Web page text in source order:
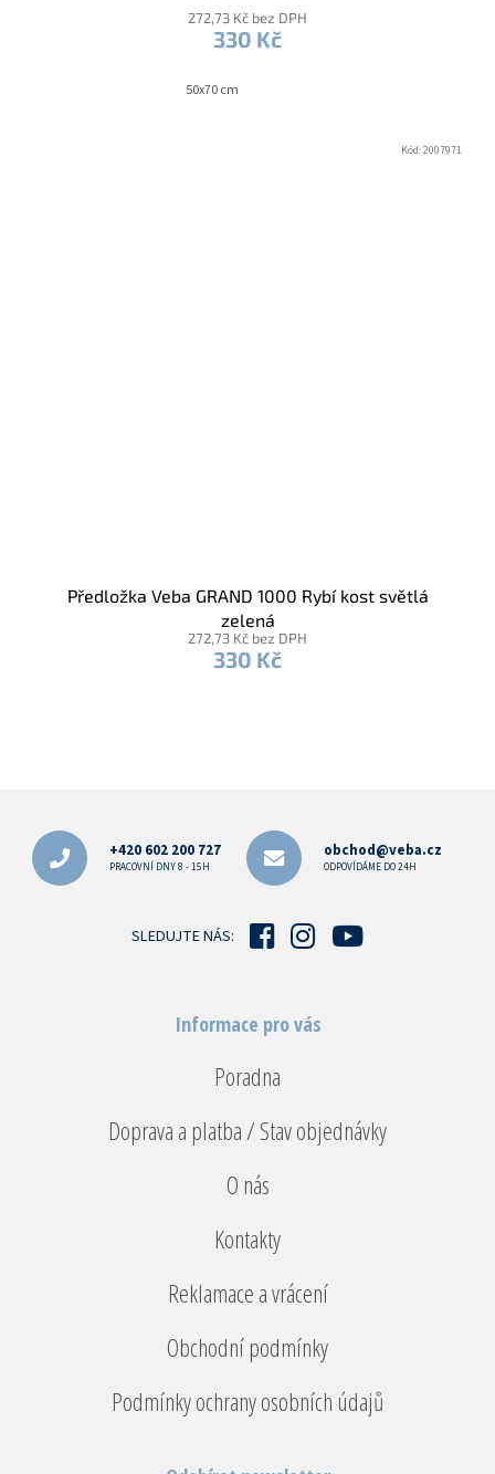
272,73 Kč bez DPH
330 Kč
50x70 cm
Předložka Veba GRAND 1000 Rybí kost světlá
zelená
272,73 Kč bez DPH
330 Kč
Kód:2007971
+420 602 200 727
PRACOVNÍ DNY 8 - 15H
obchod@veba.cz
ODPOVÍDÁME DO 24H
SLEDUJTE NÁS:
Informace pro vás
Poradna
Doprava a platba / Stav objednávky
O nás
Kontakty
Reklamace a vrácení
Obchodní podmínky
Podmínky ochrany osobních údajů